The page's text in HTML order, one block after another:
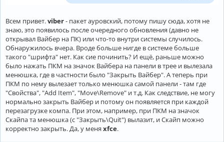
Всем привет.viber- пакет ауровский, потому пишу сюда, хотя не
знаю, это появилось после очередного обновления (давно не
открывал Вайбер на ПК) или что-то внутри системы случилось.
Обнаружилось вчера. Вроде больше нигде в системе больше
такого "шрифта" нет. Как сие починить? И ещё, раньше можно
было нажать ПКМ на значок Вайбера на панели в трее и вылезала
менюшка, где в частности было "Закрыть Вайбер". А теперь при
ПКМ по нему вылезает только менюшка самой панели - там где
"Свойства", "Add Item", "Move\Remove" и т.д. Как следствие, не могу
нормально закрыть Вайбер и потому он появляется при каждой
перезагрузке компа. При этом, например, при ПКМ на значок
Скайпа та менюшка (с "Закрыть\Quit") вылазит, и Скайп можно
корректно закрыть. Да, у меня xfce.